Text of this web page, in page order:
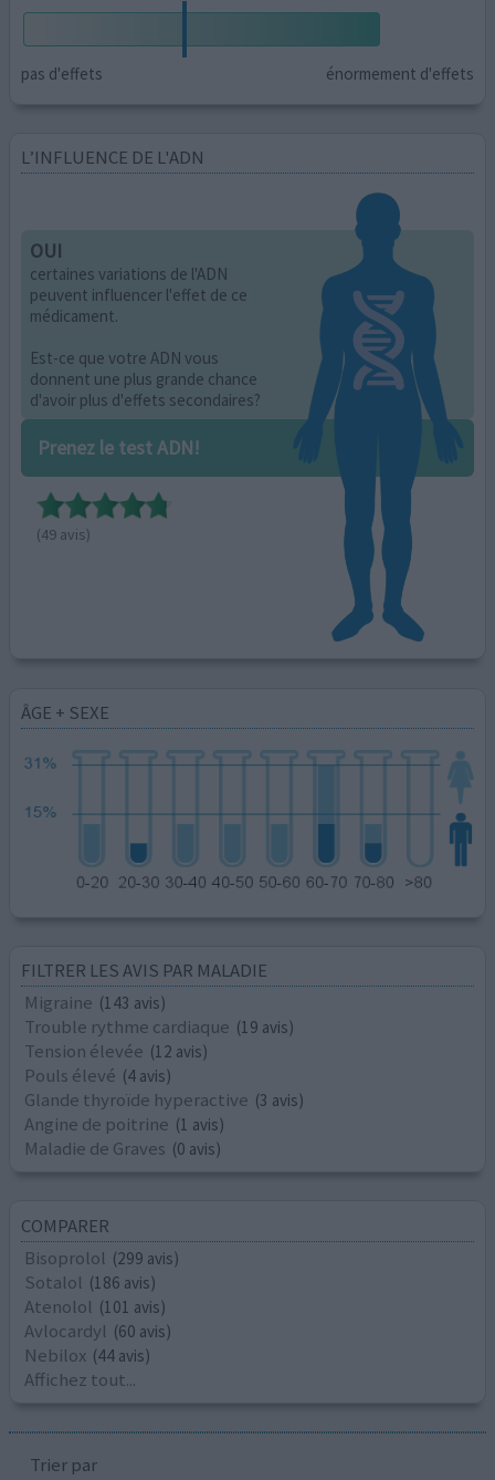
pas d'effets énormement d'effets
L’INFLUENCE DE L'ADN
OUI
certaines variations de l'ADN
peuvent influencer l'effet de ce
médicament.
Est-ce que votre ADN vous
donnent une plus grande chance
d'avoir plus d'effets secondaires?
Prenez le test ADN!
(49 avis)
ÂGE + SEXE
FILTRER LES AVIS PAR MALADIE
Migraine (143 avis)
Trouble rythme cardiaque (19 avis)
Tension élevée (12 avis)
Pouls élevé (4 avis)
Glande thyroïde hyperactive (3 avis)
Angine de poitrine (1 avis)
Maladie de Graves (0 avis)
COMPARER
Bisoprolol (299 avis)
Sotalol (186 avis)
Atenolol (101 avis)
Avlocardyl (60 avis)
Nebilox (44 avis)
Affichez tout...
Trier par